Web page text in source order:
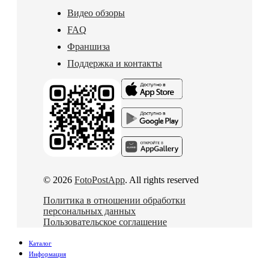
Видео обзоры
FAQ
Франшиза
Поддержка и контакты
© 2026 FotoPostApp. All rights reserved
Политика в отношении обработки
персональных данных
Пользовательское соглашение
Каталог
Информация